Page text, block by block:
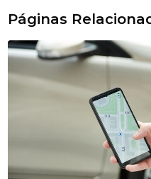
Páginas